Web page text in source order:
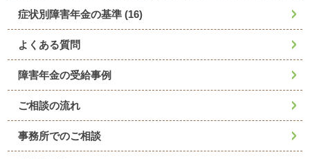
症状別障害年金の基準 (16)
よくある質問
障害年金の受給事例
ご相談の流れ
事務所でのご相談